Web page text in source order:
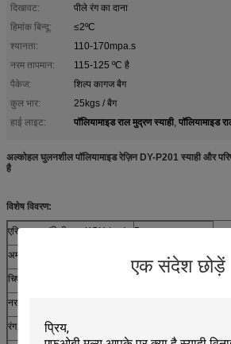
एक संदेश छोड़ें
दिखावट:
पीले रंग का दाना
हिमांक बिन्दू:
≤2ºC
श्यानता:
110-170mpa.s
नरम तापमान:
115-125 ºC है
पैकेज:
शिल्प कागज बैग
कुल भार:
25kgs / बैग
हाई लाइट:
पॉलियामाइड राल मुद्रण स्याही, पॉलियामाइड
अल्कोहल घुलनशील पॉलियामाइड रेज़िन DY-P201 स्याही और
है
विशेष विवरण:
एसिड मूल्य, (मिलीग्राम KOH / g≤) 5
अमाइन मूल्य, (मिलीग्राम KOH / g≤)
चिपचिपापन, (mpa.s) 110-170
नरम तापमान, ()C)
रंग, (≤)